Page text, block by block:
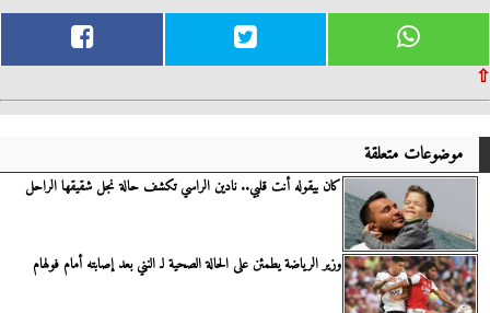
⇧
موضوعات متعلقة
كان بيقوله أنت قلبي.. نادين الراسي تكشف حالة نجل شقيقها الراحل
وزير الرياضة يطمئن على الحالة الصحية لـ النني بعد إصابته أمام فولهام